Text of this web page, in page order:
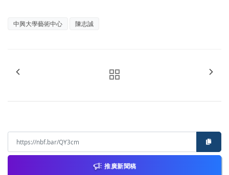
中興大學藝術中心 陳志誠
推廣新聞稿